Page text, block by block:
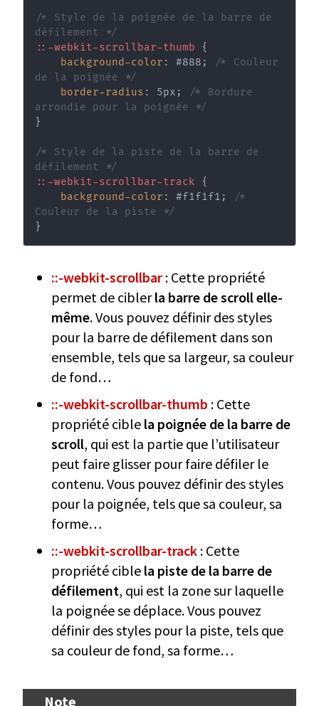
/* Style de la poignée de la barre de
défilement */
::-webkit-scrollbar-thumb
{
background-color : #888 ;
/* Couleur
de la poignée */
border-radius : 5px ;
/* Bordure
arrondie pour la poignée */
}
/* Style de la piste de la barre de
défilement */
::-webkit-scrollbar-track
{
background-color : #f1f1f1 ;
/*
Couleur de la piste */
}
::-webkit-scrollbar : Cette propriété
permet de ciblerla barre de scroll elle-
même. Vous pouvez définir des styles
pour la barre de défilement dans son
ensemble, tels que sa largeur, sa couleur
de fond…
::-webkit-scrollbar-thumb : Cette
propriété cible la poignée de la barre de
scroll, qui est la partie que l’utilisateur
peut faire glisser pour faire défiler le
contenu. Vous pouvez définir des styles
pour la poignée, tels que sa couleur, sa
forme…
::-webkit-scrollbar-track : Cette
propriété cible la piste de la barre de
défilement, qui est la zone sur laquelle
la poignée se déplace. Vous pouvez
définir des styles pour la piste, tels que
sa couleur de fond, sa forme…